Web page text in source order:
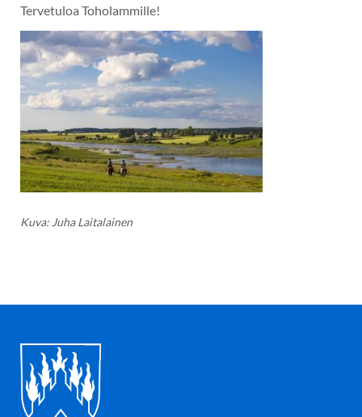
Tervetuloa Toholammille!
Kuva: Juha Laitalainen